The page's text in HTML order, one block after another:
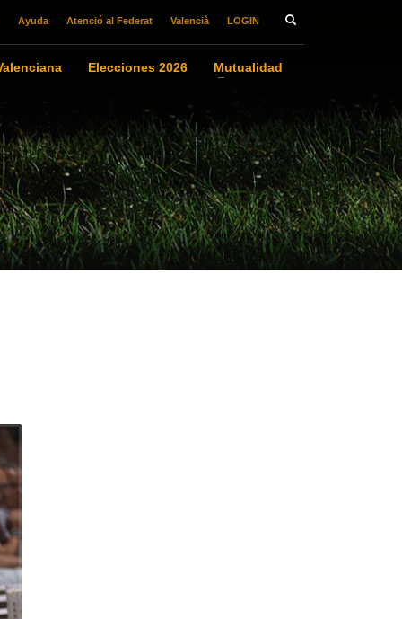
Ayuda Atenció al Federat Valencià LOGIN
Elecciones 2026
Mutualidad